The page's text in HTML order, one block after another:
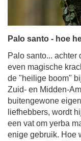
Palo santo - hoe
Palo santo... achter
even magische
de "heilige boom"
Zuid- en Midden-
buitengewone
liefhebbers, wordt
een vat om yerba
enige gebruik. Hoe